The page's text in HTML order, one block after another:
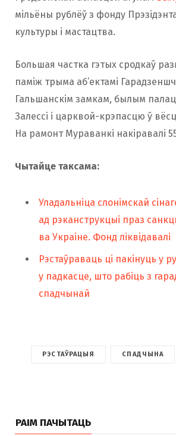
мільёны рублёў з фонду
культуры і мастацтва.
Большая частка гэтых сродкаў
паміж трыма аб’ектамі
Гальшанскім замкам, былым
Залессі і царквой-крэпасцю ў
На рамонт Мураванкі накіравалі
Чытайце таксама:
Уладальніца cлонімскай
ад рэканструкцыі праз
ва Украіне. Фонд ліквідавалі
Рэстаўраваць ці пакінуць у
у падкасце, што рабіць з
спадчынай
РЭСТАЎРАЦЫЯ СПАДЧЫНА
РАІМ ПАЧЫТАЦЬ